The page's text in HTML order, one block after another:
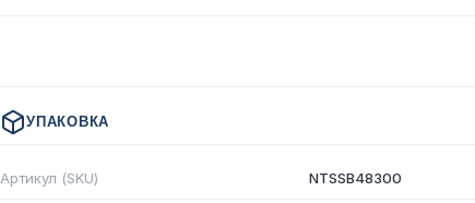
УПАКОВКА
Артикул (SKU) NTSSB48300